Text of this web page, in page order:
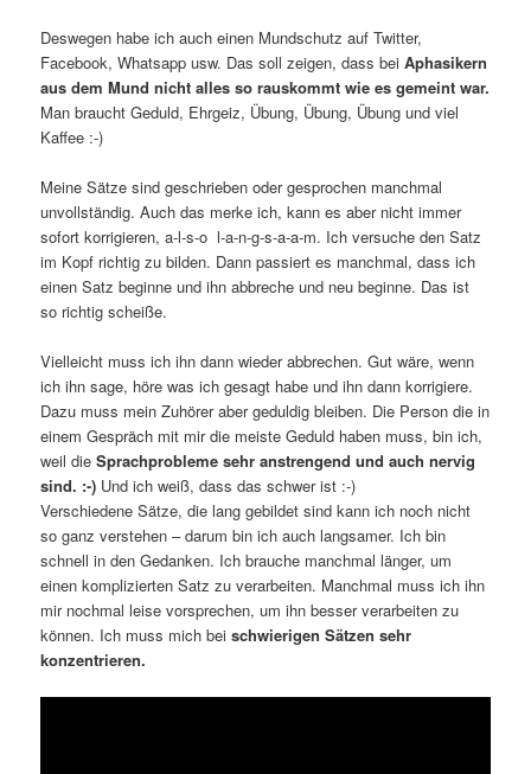
Deswegen habe ich auch einen Mundschutz auf Twitter,
Facebook, Whatsapp usw. Das soll zeigen, dass beiAphasikern
aus dem Mund nicht alles so rauskommt wie es gemeint war.
Man braucht Geduld, Ehrgeiz, Übung, Übung, Übung und viel
Kaffee :-)
Meine Sätze sind geschrieben oder gesprochen manchmal
unvollständig. Auch das merke ich, kann es aber nicht immer
sofort korrigieren, a-l-s-o l-a-n-g-s-a-a-m. Ich versuche den Satz
im Kopf richtig zu bilden. Dann passiert es manchmal, dass ich
einen Satz beginne und ihn abbreche und neu beginne. Das ist
so richtig scheiße.
Vielleicht muss ich ihn dann wieder abbrechen. Gut wäre, wenn
ich ihn sage, höre was ich gesagt habe und ihn dann korrigiere.
Dazu muss mein Zuhörer aber geduldig bleiben. Die Person die in
einem Gespräch mit mir die meiste Geduld haben muss, bin ich,
weil dieSprachprobleme sehr anstrengend und auch nervig
sind. :-) Und ich weiß, dass das schwer ist :-)
Verschiedene Sätze, die lang gebildet sind kann ich noch nicht
so ganz verstehen – darum bin ich auch langsamer. Ich bin
schnell in den Gedanken. Ich brauche manchmal länger, um
einen komplizierten Satz zu verarbeiten. Manchmal muss ich ihn
mir nochmal leise vorsprechen, um ihn besser verarbeiten zu
können. Ich muss mich beischwierigen Sätzen sehr
konzentrieren.